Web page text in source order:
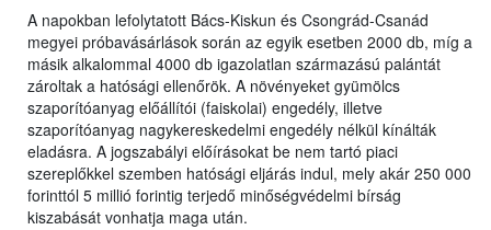
A napokban lefolytatott Bács-Kiskun és Csongrád-Csanád
megyei próbavásárlások során az egyik esetben 2000 db, míg a
másik alkalommal 4000 db igazolatlan származású palántát
zároltak a hatósági ellenőrök. A növényeket gyümölcs
szaporítóanyag előállítói (faiskolai) engedély, illetve
szaporítóanyag nagykereskedelmi engedély nélkül kínálták
eladásra. A jogszabályi előírásokat be nem tartó piaci
szereplőkkel szemben hatósági eljárás indul, mely akár 250 000
forinttól 5 millió forintig terjedő minőségvédelmi bírság
kiszabását vonhatja maga után.